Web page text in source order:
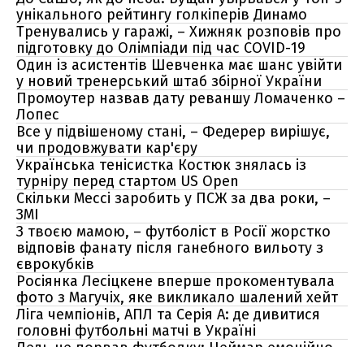
унікального рейтингу голкіперів Динамо
Тренувались у гаражі, – Хижняк розповів про
підготовку до Олімпіади під час COVID-19
Один із асистентів Шевченка має шанс увійти
у новий тренерський штаб збірної України
Промоутер назвав дату реваншу Ломаченко –
Лопес
Все у підвішеному стані, – Федерер вирішує,
чи продовжувати кар'єру
Українська тенісистка Костюк знялась із
турніру перед стартом US Open
Скільки Мессі заробить у ПСЖ за два роки, –
ЗМІ
З твоєю мамою, – футболіст в Росії жорстко
відповів фанату після ганебного вильоту з
єврокубків
Росіянка Лесіцкене вперше прокоментувала
фото з Магучіх, яке викликало шалений хейт
Ліга чемпіонів, АПЛ та Серія А: де дивитися
головні футбольні матчі в Україні